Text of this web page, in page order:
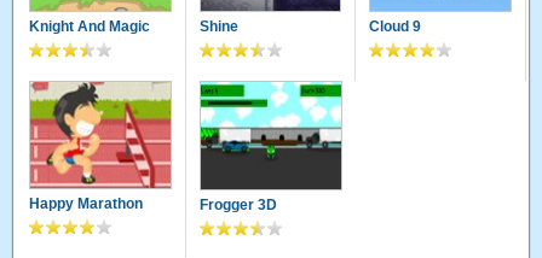
Knight And Magic Shine Cloud 9
Happy Marathon Frogger 3D